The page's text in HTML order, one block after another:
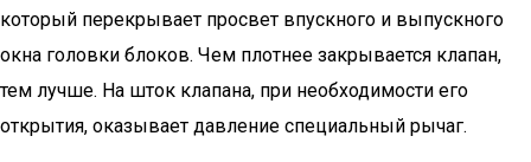
который перекрывает просвет впускного и выпускного
окна головки блоков. Чем плотнее закрывается клапан,
тем лучше. На шток клапана, при необходимости его
открытия, оказывает давление специальный рычаг.